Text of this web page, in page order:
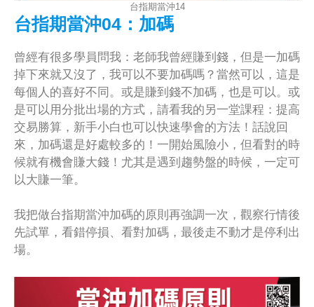
台指期當沖14
台指期當沖04：加碼
曾經有很多學員問我：老師我曾經賺到錢，但是一加碼
掉下來就又沒了，我可以不要加碼嗎？當然可以，這是
每個人的喜好不同。或是賺到錢不加碼，也是可以。或
是可以用分批出場的方式，請看我的另一堂課程：提高
交易勝算，新手小白也可以快速學會的方法！話說回
來，加碼還是好處較多的！一開始風險小，但看對的時
候就有機會賺大錢！尤其是遇到趨勢盤的時候，一定可
以大賺一筆。
我把做台指期當沖加碼的原則再強調一次，觀察行情後
先試單，看錯停損、看對加碼，最後走不動才是停利出
場。